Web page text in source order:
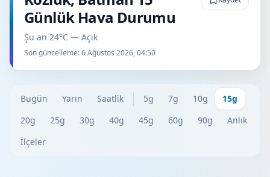
Günlük Hava Durumu
Şu an 24°C — Açık
Son güncelleme:6 Ağustos 2026, 04:50
Bugün Yarın Saatlik 5g 7g 10g
15g
20g
25g 30g 40g 45g 60g 90g
Anlık
İlçeler